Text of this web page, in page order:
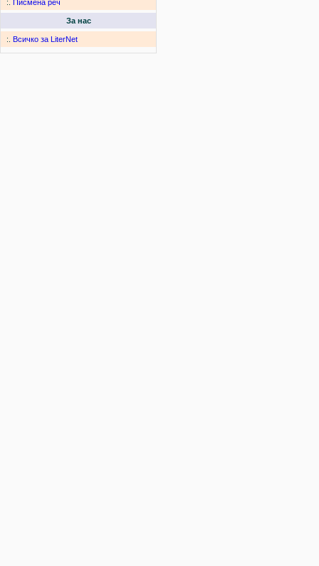
:. Писмена реч
За нас
:. Всичко за LiterNet